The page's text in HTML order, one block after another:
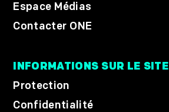
Espace Médias
Contacter ONE
INFORMATIONS SUR LE SITE
Protection
Confidentialité